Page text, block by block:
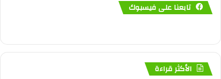
تابعنا على فيسبوك
الأكثر قراءة